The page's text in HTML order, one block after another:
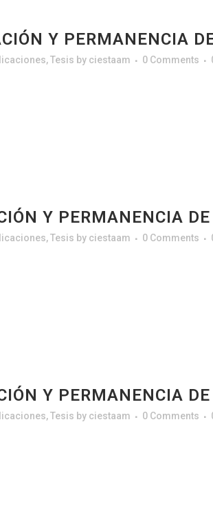
Y PERMANENCIA
,Tesis by ciestaam 0 Comments
Y PERMANENCIA
,Tesis by ciestaam 0 Comments
Y PERMANENCIA
,Tesis by ciestaam 0 Comments